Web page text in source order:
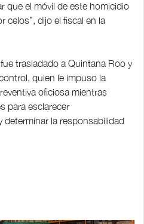
que el móvil de este homicidio
celos”, dijo el fiscal en la
trasladado a Quintana Roo y
quien le impuso la
oficiosa mientras
para esclarecer
la responsabilidad